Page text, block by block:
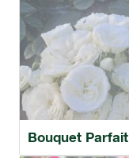
Bouquet Parfait